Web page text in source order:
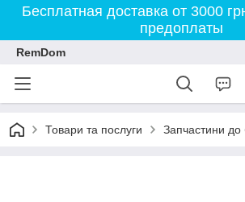
Бесплатная доставка от 3000
предоплаты
RemDom
Товари та послуги Запчастини до